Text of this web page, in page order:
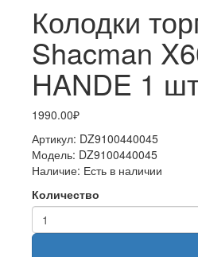
Колодки
Shacman
HANDE 1
1990.00₽
Артикул: DZ9100440045
Модель: DZ9100440045
Наличие: Есть в наличии
Количество